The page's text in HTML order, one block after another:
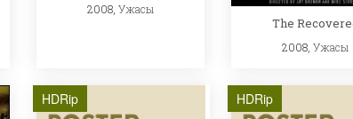
2008, Ужасы
The
2008, Ужасы
HDRip HDRip